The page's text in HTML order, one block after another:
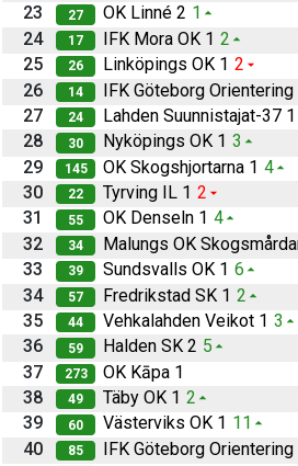
23
27 OK Linné 2 1
24
17 IFK Mora OK 1 2
25
26 Linköpings OK 1 2
26
14 IFK Göteborg Orientering
27
24 Lahden Suunnistajat-37 1
28
30 Nyköpings OK 1 3
29
145 OK Skogshjortarna 1 4
30
22 Tyrving IL 1 2
31
55 OK Denseln 1 4
32
34 Malungs OK
33
39 Sundsvalls OK 1 6
34
57 Fredrikstad SK 1 2
35
44 Vehkalahden Veikot 1 3
36
59 Halden SK 2 5
37
273 OK Kāpa 1
38
49 Täby OK 1 2
39
60 Västerviks OK 1 11
40
85 IFK Göteborg Orientering